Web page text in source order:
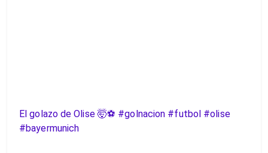
El golazo de Olise 🤯⚽️ #golnacion #futbol #olise
#bayermunich